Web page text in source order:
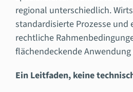
regional unterschiedlich.
standardisierte Prozesse und
rechtliche
flächendeckende
Ein Leitfaden, keine